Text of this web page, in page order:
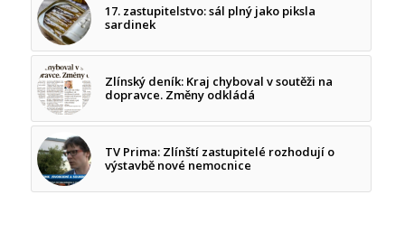
17. zastupitelstvo: sál plný jako piksla
sardinek
Zlínský deník: Kraj chyboval v soutěži na
dopravce. Změny odkládá
TV Prima: Zlínští zastupitelé rozhodují o
výstavbě nové nemocnice